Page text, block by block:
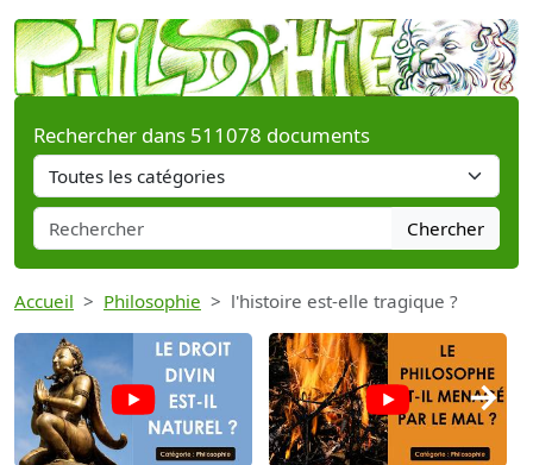
Rechercher dans 511078 documents
Chercher
Accueil Philosophie l'histoire est-elle tragique ?
→